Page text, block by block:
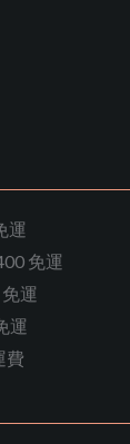
運
免運
運
運
費